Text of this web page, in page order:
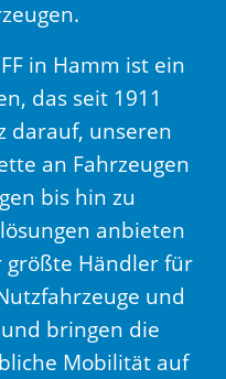
in Hamm ist ein
das seit 1911
darauf, unseren
an Fahrzeugen
bis hin zu
anbieten
größte Händler für
und
bringen die
Mobilität auf